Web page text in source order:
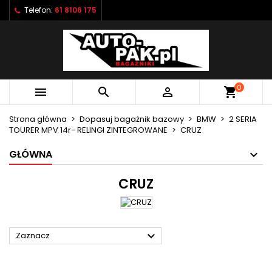
Telefon: 61 8106 175
   shopping_cart0
Strona główna Dopasuj bagażnik bazowy BMW
2 SERIA
TOURER MPV 14r- RELINGI ZINTEGROWANE
CRUZ
GŁÓWNA
CRUZ
Zaznacz 
Moje listy życzeń ×
Utwórz nową listę
((modalTitle)) ×
((confirmMessage))
((cancelText)) ((modalDeleteText))
Utwórz listę życzeń ×
Nazwa listy życzeń
Anuluj Utwórz listę życzeń
Zaloguj się ×
Musisz być zalogowany by zapisać produkty na
swojej liście życzeń.
Anuluj Zaloguj się